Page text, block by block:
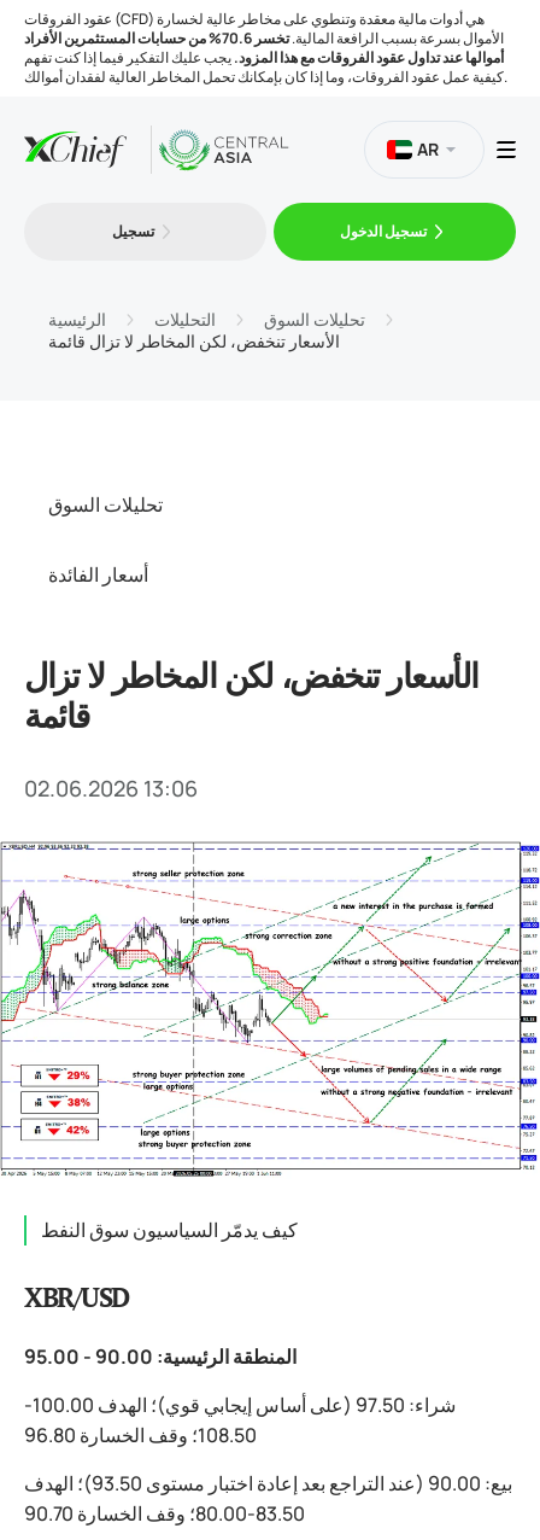
عقود الفروقات (CFD) هي أدوات مالية معقدة وتنطوي على مخاطر عالية لخسارة
الأموال بسرعة بسبب الرافعة المالية.
تخسر 70.6% من حسابات المستثمرين الأفراد
أموالها عند تداول عقود الفروقات مع هذا المزود.يجب عليك التفكير فيما إذا كنت تفهم
كيفية عمل عقود الفروقات، وما إذا كان بإمكانك تحمل المخاطر العالية لفقدان أموالك.
المنصات
AR
تسجيل تسجيل الدخول
الرئيسية التحليلات
تحليلات السوق
الأسعار تنخفض، لكن المخاطر لا تزال قائمة
تحليلات السوق
أسعار الفائدة
الأسعار تنخفض، لكن المخاطر لا تزال
قائمة
02.06.2026 13:06
كيف يدمّر السياسيون سوق النفط
XBR/USD
المنطقة الرئيسية: 90.00 - 95.00
شراء: 97.50 (على أساس إيجابي قوي)؛ الهدف 100.00-
108.50؛ وقف الخسارة 96.80
بيع: 90.00 (عند التراجع بعد إعادة اختبار مستوى 93.50)؛ الهدف
83.50-80.00؛ وقف الخسارة 90.70